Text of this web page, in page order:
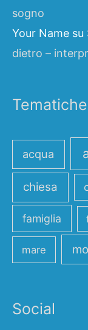
sogno
Your Name su
dietro –
Tematiche
acqua
chiesa
famiglia
mare
Social